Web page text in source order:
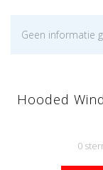
Geen informatie
Hooded
0